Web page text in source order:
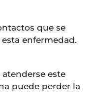
que se
enfermedad.
este
puede perder la